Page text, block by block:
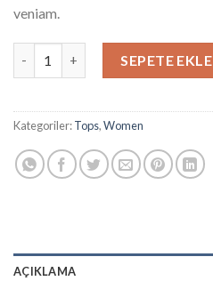
veniam.
SEPETE EKLE
Kategoriler:Tops,Women
AÇIKLAMA